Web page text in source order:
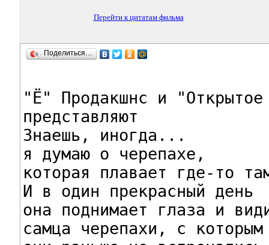
Перейти к цитатам фильма
Поделиться…
"Ё" Продакшнс и "Открытое
представляют
Знаешь, иногда...
я думаю о черепахе,
которая плавает где-то
И в один прекрасный день
она поднимает глаза и
самца черепахи, с которым